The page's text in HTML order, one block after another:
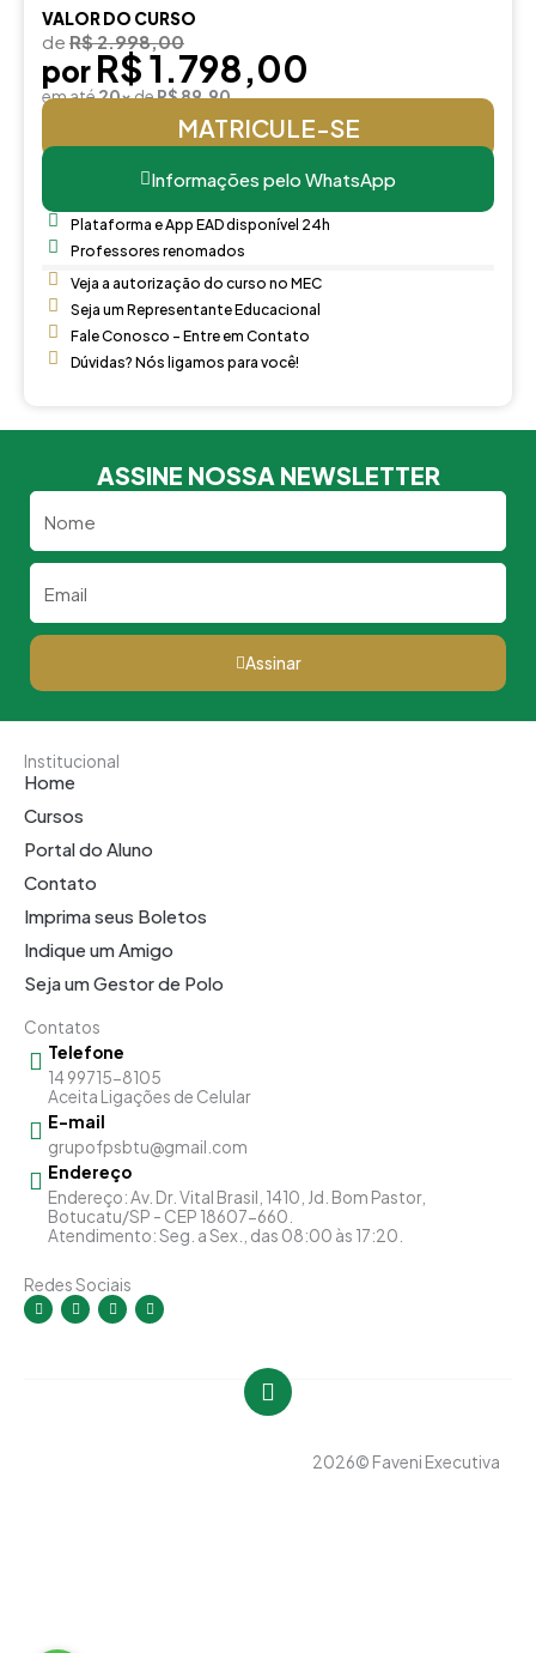
VALOR DO CURSO
de R$ 2.998,00
por R$ 1.798,00
em até20xdeR$ 89,90
MATRICULE-SE
Informações pelo WhatsApp
Plataforma e App EAD disponível 24h
Professores renomados
Veja a autorização do curso no MEC
Seja um Representante Educacional
Fale Conosco - Entre em Contato
Dúvidas? Nós ligamos para você!
ASSINE NOSSA NEWSLETTER
Assinar
Institucional
Home
Cursos
Portal do Aluno
Contato
Imprima seus Boletos
Indique um Amigo
Seja um Gestor de Polo
Contatos
Telefone
14 99715-8105
Aceita Ligações de Celular
E-mail
grupofpsbtu@gmail.com
Endereço
Endereço: Av. Dr. Vital Brasil, 1410, Jd. Bom Pastor,
Botucatu/SP - CEP 18607-660.
Atendimento: Seg. a Sex., das 08:00 às 17:20.
Redes Sociais
I
n
s
F
a
c
Y
o
u
L
i
n
2026© Faveni Executiva